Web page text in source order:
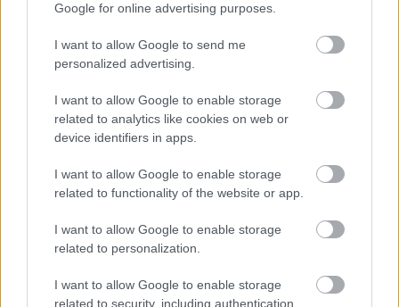
Google for online advertising purposes.
I want to allow Google to send me
personalized advertising.
I want to allow Google to enable storage
related to analytics like cookies on web or
device identifiers in apps.
I want to allow Google to enable storage
related to functionality of the website or app.
I want to allow Google to enable storage
related to personalization.
I want to allow Google to enable storage
related to security, including authentication
FORMA-1
Jelentős összeget kér Alonso az
Ezt a hibát még Fred Vasseur sem
tudja letagadni a Ferrarinál
mennyire passzolnak ezek az autók